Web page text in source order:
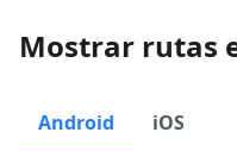
Mostrar rutas
Android iOS